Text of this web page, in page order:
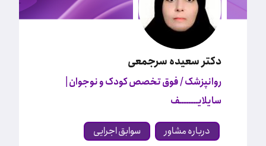
دکتر سعیده سرجمعی
روانپزشک / فوق تخصص کودک و نوجوان
سایلایــــــــف
درباره مشاور سوابق اجرایی